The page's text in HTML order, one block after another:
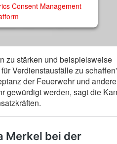
Consent Management
zu stärken und beispielsweise
Verdienstausfälle zu
der Feuerwehr und
gewürdigt werden, sagt die